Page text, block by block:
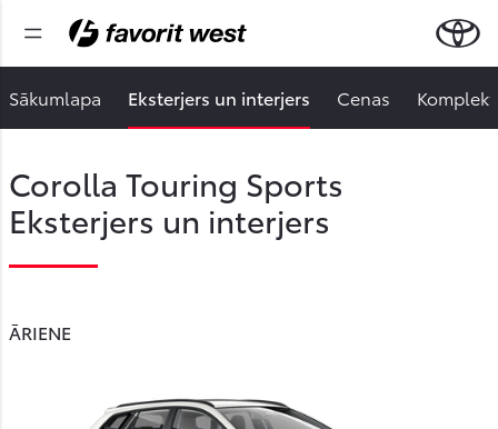
Sākumlapa Eksterjers un interjers Cenas
Corolla Touring Sports
Eksterjers un interjers
ĀRIENE